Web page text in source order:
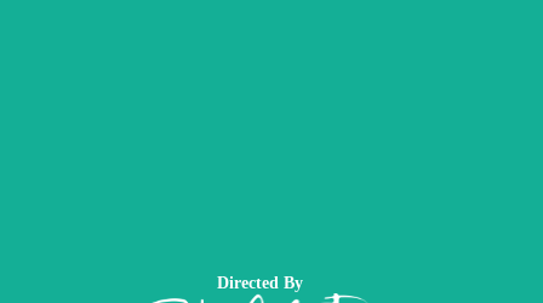
Directed By